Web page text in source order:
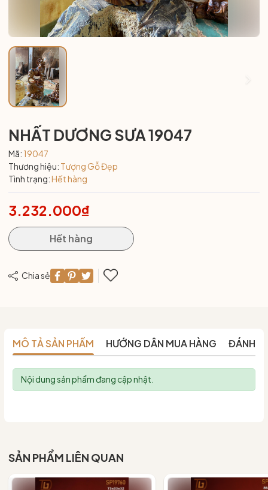
NHẤT DƯƠNG SƯA 19047
Mã: 19047
Thương hiệu: Tượng Gỗ Đẹp
Tình trạng:Hết hàng
3.232.000₫
Hết hàng
Chia sẻ
MÔ TẢ SẢN PHẨM HƯỚNG DẪN MUA HÀNG ĐÁNH
Nội dung sản phẩm đang cập nhật.
SẢN PHẨM LIÊN QUAN